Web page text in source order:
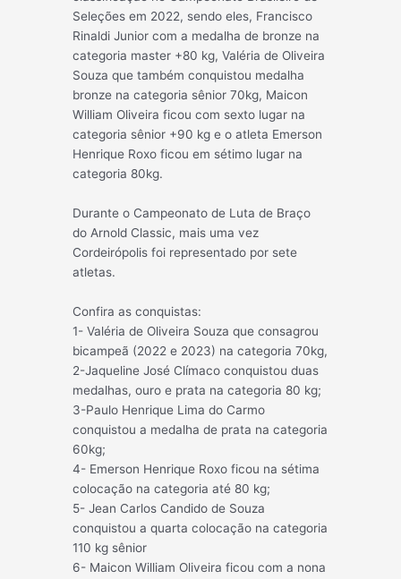
Seleções em 2022, sendo eles, Francisco
Rinaldi Junior com a medalha de bronze na
categoria master +80 kg, Valéria de Oliveira
Souza que também conquistou medalha
bronze na categoria sênior 70kg, Maicon
William Oliveira ficou com sexto lugar na
categoria sênior +90 kg e o atleta Emerson
Henrique Roxo ficou em sétimo lugar na
categoria 80kg.
Durante o Campeonato de Luta de Braço
do Arnold Classic, mais uma vez
Cordeirópolis foi representado por sete
atletas.
Confira as conquistas:
1- Valéria de Oliveira Souza que consagrou
bicampeã (2022 e 2023) na categoria 70kg,
2-Jaqueline José Clímaco conquistou duas
medalhas, ouro e prata na categoria 80 kg;
3-Paulo Henrique Lima do Carmo
conquistou a medalha de prata na categoria
60kg;
4- Emerson Henrique Roxo ficou na sétima
colocação na categoria até 80 kg;
5- Jean Carlos Candido de Souza
conquistou a quarta colocação na categoria
110 kg sênior
6- Maicon William Oliveira ficou com a nona